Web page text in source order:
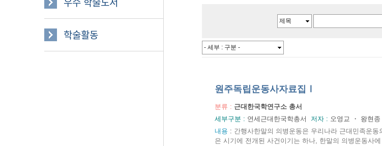
학술활동
원주독립운동사자료집Ⅰ
분류 : 근대한국학연구소 총서
세부구분 : 연세근대한국학총서 저자 : 오영교 ・ 왕현종
내용 : 간행사한말의 의병운동은 우리나라 근대민족운
은 시기에 전개된 사건이기는 하나, 한말의 의병운동사